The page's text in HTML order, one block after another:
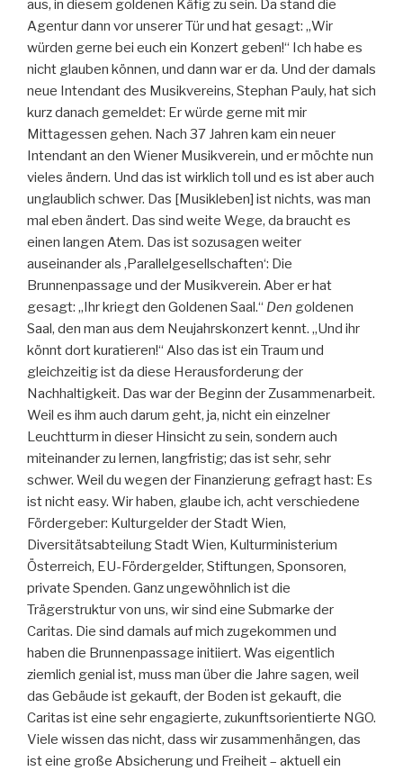
aus, in diesem goldenen Käfig zu sein. Da stand die
Agentur dann vor unserer Tür und hat gesagt: „Wir
würden gerne bei euch ein Konzert geben!“ Ich habe es
nicht glauben können, und dann war er da. Und der damals
neue Intendant des Musikvereins, Stephan Pauly, hat sich
kurz danach gemeldet: Er würde gerne mit mir
Mittagessen gehen. Nach 37 Jahren kam ein neuer
Intendant an den Wiener Musikverein, und er möchte nun
vieles ändern. Und das ist wirklich toll und es ist aber auch
unglaublich schwer. Das [Musikleben] ist nichts, was man
mal eben ändert. Das sind weite Wege, da braucht es
einen langen Atem. Das ist sozusagen weiter
auseinander als ‚Parallelgesellschaften‘: Die
Brunnenpassage und der Musikverein. Aber er hat
gesagt: „Ihr kriegt den Goldenen Saal.“ Den goldenen
Saal, den man aus dem Neujahrskonzert kennt. „Und ihr
könnt dort kuratieren!“ Also das ist ein Traum und
gleichzeitig ist da diese Herausforderung der
Nachhaltigkeit. Das war der Beginn der Zusammenarbeit.
Weil es ihm auch darum geht, ja, nicht ein einzelner
Leuchtturm in dieser Hinsicht zu sein, sondern auch
miteinander zu lernen, langfristig; das ist sehr, sehr
schwer. Weil du wegen der Finanzierung gefragt hast: Es
ist nicht easy. Wir haben, glaube ich, acht verschiedene
Fördergeber: Kulturgelder der Stadt Wien,
Diversitätsabteilung Stadt Wien, Kulturministerium
Österreich, EU-Fördergelder, Stiftungen, Sponsoren,
private Spenden. Ganz ungewöhnlich ist die
Trägerstruktur von uns, wir sind eine Submarke der
Caritas. Die sind damals auf mich zugekommen und
haben die Brunnenpassage initiiert. Was eigentlich
ziemlich genial ist, muss man über die Jahre sagen, weil
das Gebäude ist gekauft, der Boden ist gekauft, die
Caritas ist eine sehr engagierte, zukunftsorientierte NGO.
Viele wissen das nicht, dass wir zusammenhängen, das
ist eine große Absicherung und Freiheit – aktuell ein